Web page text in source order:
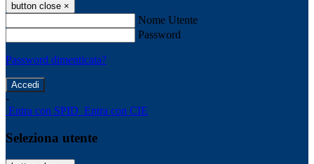
button close ×
Nome Utente
Password
Password dimenticata?
-
Entra con SPID Entra con CIE
Seleziona utente